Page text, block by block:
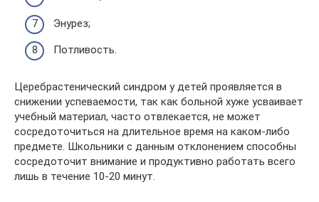
Энурез;
Потливость.
Церебрастенический синдром у детей проявляется в
снижении успеваемости, так как больной хуже усваивает
учебный материал, часто отвлекается, не может
сосредоточиться на длительное время на каком-либо
предмете. Школьники с данным отклонением способны
сосредоточит внимание и продуктивно работать всего
лишь в течение 10-20 минут.